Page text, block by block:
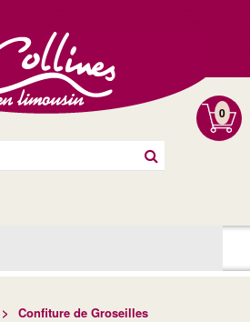
0
À PARTIR DE 40€
> Confiture de Groseilles